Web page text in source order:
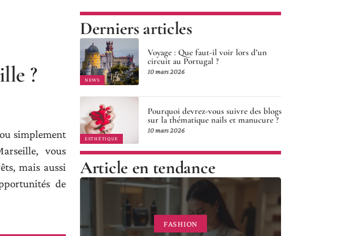
?
simplement
vous
mais aussi
de
Derniers articles
NEWS
Voyage : Que faut-il voir lors d’un
circuit au Portugal ?
10 mars 2026
ESTHÉTIQUE
Pourquoi devrez-vous suivre des blogs
sur la thématique nails et manucure ?
10 mars 2026
Article en tendance
FASHION